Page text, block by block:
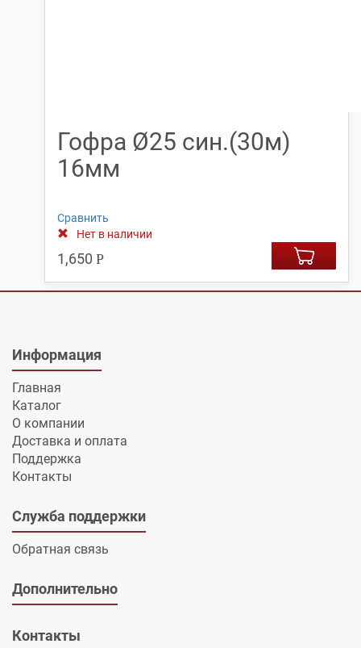
Гофра Ø25 син.(30м)
16мм
Сравнить
Нет в наличии
1,650 Р
Информация
Главная
Каталог
О компании
Доставка и оплата
Поддержка
Контакты
Служба поддержки
Обратная связь
Дополнительно
Контакты